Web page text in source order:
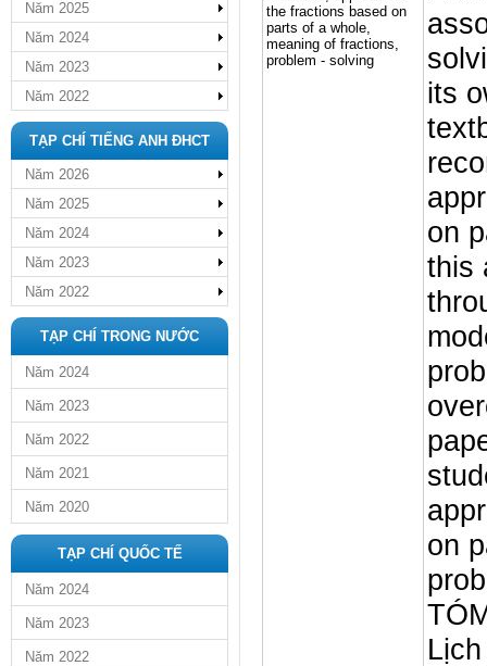
Năm 2025
Năm 2024
Năm 2023
Năm 2022
TẠP CHÍ TIẾNG ANH ĐHCT
Năm 2026
Năm 2025
Năm 2024
Năm 2023
Năm 2022
TẠP CHÍ TRONG NƯỚC
Năm 2024
Năm 2023
Năm 2022
Năm 2021
Năm 2020
TẠP CHÍ QUỐC TẾ
Năm 2024
Năm 2023
Năm 2022
the fractions based on
parts of a whole,
meaning of fractions,
problem - solving
its
on
this
on